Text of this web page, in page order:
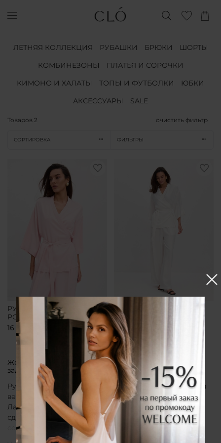
ЛЕТНЯЯ КОЛЛЕКЦИЯ РУБАШКИ БРЮКИ
ШОРТЫ
КОМБИНЕЗОНЫ
ПЛАТЬЯ И СОРОЧКИ
КИМОНО И ХАЛАТЫ
ТОПЫ И ФУТБОЛКИ
ЮБКИ
АКСЕССУАРЫ
SALE
Товаров 2 очистить фильтр
СОРТИРОВКА ФИЛЬТРЫ
РУБАШКА-КИМОНО
РОЗОВАЯ
16 700 ₽
РУБАШКА-КИМОНО
БЕЛАЯ
16 700 ₽
Женская рубашка кимоно от бренда CLÓ, которая
задает тон всему образу
Рубашка кимоно CLÓ рассматривается как утонченная
вещь, воплощающая эстетику мягкой женственности.
Лаконичный крой, деликатные материалы и
сдержанная палитра создают образ, в котором
сочетаются особая нежность белья и элегантная
непринужденность кимоно. Такая рубашка не